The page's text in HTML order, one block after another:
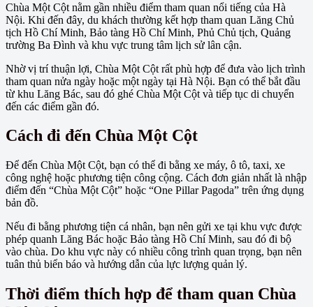
Chùa Một Cột nằm gần nhiều điểm tham quan nổi tiếng của Hà
Nội. Khi đến đây, du khách thường kết hợp tham quan Lăng Chủ
tịch Hồ Chí Minh, Bảo tàng Hồ Chí Minh, Phủ Chủ tịch, Quảng
trường Ba Đình và khu vực trung tâm lịch sử lân cận.
Nhờ vị trí thuận lợi, Chùa Một Cột rất phù hợp để đưa vào lịch trình
tham quan nửa ngày hoặc một ngày tại Hà Nội. Bạn có thể bắt đầu
từ khu Lăng Bác, sau đó ghé Chùa Một Cột và tiếp tục di chuyển
đến các điểm gần đó.
Cách đi đến Chùa Một Cột
Để đến Chùa Một Cột, bạn có thể đi bằng xe máy, ô tô, taxi, xe
công nghệ hoặc phương tiện công cộng. Cách đơn giản nhất là nhập
điểm đến “Chùa Một Cột” hoặc “One Pillar Pagoda” trên ứng dụng
bản đồ.
Nếu đi bằng phương tiện cá nhân, bạn nên gửi xe tại khu vực được
phép quanh Lăng Bác hoặc Bảo tàng Hồ Chí Minh, sau đó đi bộ
vào chùa. Do khu vực này có nhiều công trình quan trọng, bạn nên
tuân thủ biển báo và hướng dẫn của lực lượng quản lý.
Thời điểm thích hợp để tham quan Chùa